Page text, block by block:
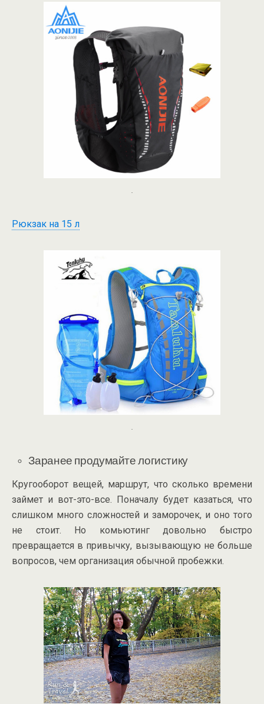
.
Рюкзак на 15 л
.
Заранее продумайте логистику
Кругооборот вещей, маршрут, что сколько времени
займет и вот-это-все. Поначалу будет казаться, что
слишком много сложностей и заморочек, и оно того
не стоит. Но комьютинг довольно быстро
превращается в привычку, вызывающую не больше
вопросов, чем организация обычной пробежки.